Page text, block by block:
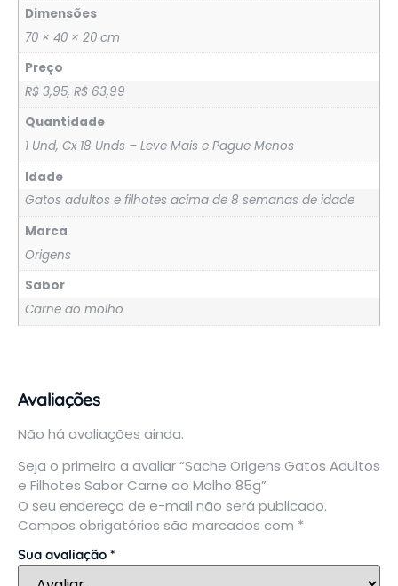
Dimensões
70 × 40 × 20 cm
Preço
R$ 3,95, R$ 63,99
Quantidade
1 Und, Cx 18 Unds – Leve Mais e Pague Menos
Idade
Gatos adultos e filhotes acima de 8 semanas de idade
Marca
Origens
Sabor
Carne ao molho
Avaliações
Não há avaliações ainda.
Seja o primeiro a avaliar “Sache Origens Gatos Adultos
e Filhotes Sabor Carne ao Molho 85g”
O seu endereço de e-mail não será publicado.
Campos obrigatórios são marcados com *
Sua avaliação *